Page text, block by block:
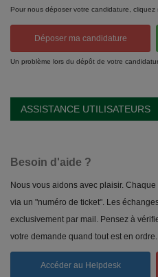
Pour nous déposer votre candidature, cliquez
Déposer ma candidature
Un problème lors du dépôt de votre
ASSISTANCE UTILISATEURS
Besoin d'aide ?
Nous vous aidons avec plaisir.
via un "numéro de ticket". Les
exclusivement par mail. Pensez à
votre demande quand tout est en ordre.
Accéder au Helpdesk